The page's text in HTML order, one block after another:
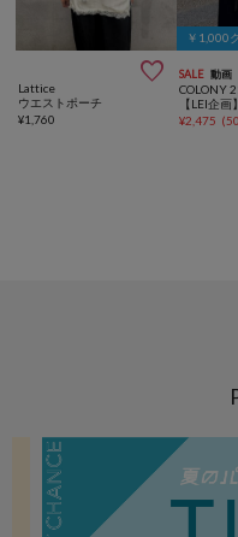

Lattice
ウエストポーチ
¥1,760
￥1,000
SALE 動画
COLONY
¥2,475 (